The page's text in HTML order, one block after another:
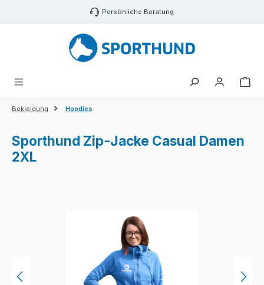
Zum Hauptinhalt springen Persönliche Beratung
Bekleidung Hoodies
Sporthund Zip-Jacke Casual Damen
2XL